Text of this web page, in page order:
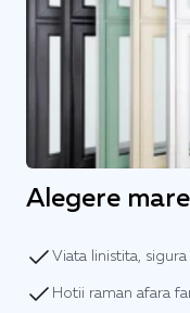
Alegere
Viata linistita,
Hotii raman afara